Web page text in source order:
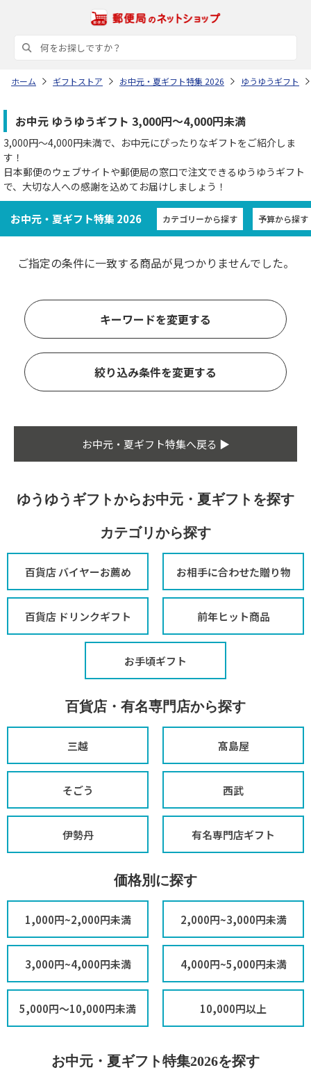
ホーム ギフトストア お中元・夏ギフト特集 2026 ゆうゆうギフト
お中元 ゆうゆうギフト 3,000円～4,000円未満
3,000円～4,000円未満で、お中元にぴったりなギフトをご紹介しま
す！
日本郵便のウェブサイトや郵便局の窓口で注文できるゆうゆうギフト
で、大切な人への感謝を込めてお届けしましょう！
お中元・夏ギフト特集 2026 カテゴリーから探す 予算から探す
ご指定の条件に一致する商品が見つかりませんでした。
キーワードを変更する
絞り込み条件を変更する
お中元・夏ギフト特集へ戻る ▶
ゆうゆうギフトからお中元・夏ギフトを探す
カテゴリから探す
百貨店 バイヤーお薦め お相手に合わせた贈り物
百貨店 ドリンクギフト 前年ヒット商品
お手頃ギフト
百貨店・有名専門店から探す
三越 髙島屋
そごう 西武
伊勢丹 有名専門店ギフト
価格別に探す
1,000円~2,000円未満 2,000円~3,000円未満
3,000円~4,000円未満 4,000円~5,000円未満
5,000円～10,000円未満 10,000円以上
お中元・夏ギフト特集2026を探す